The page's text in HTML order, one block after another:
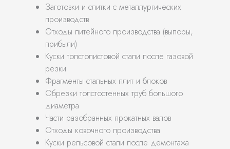
Заготовки и слитки с металлургических
производств
Отходы литейного производства (выпоры,
прибыли)
Куски толстолистовой стали после газовой
резки
Фрагменты стальных плит и блоков
Обрезки толстостенных труб большого
диаметра
Части разобранных прокатных валов
Отходы ковочного производства
Куски рельсовой стали после демонтажа